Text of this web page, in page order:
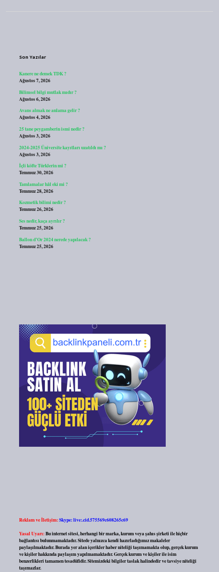
Son Yazılar
Kanere ne demek TDK ?
Ağustos 7, 2026
Bilimsel bilgi mutlak mıdır ?
Ağustos 6, 2026
Avans almak ne anlama gelir ?
Ağustos 4, 2026
25 tane peygamberin ismi nedir ?
Ağustos 3, 2026
2024-2025 Üniversite kayıtları uzatıldı mı ?
Ağustos 3, 2026
İçli köfte Türklerin mi ?
Temmuz 30, 2026
Tamlamalar hâl eki mi ?
Temmuz 28, 2026
Kozmetik bilimi nedir ?
Temmuz 26, 2026
Ses nedir, kaça ayrılır ?
Temmuz 25, 2026
Ballon d’Or 2024 nerede yapılacak ?
Temmuz 25, 2026
Reklam ve İletişim:Skype: live:.cid.575569c608265c69
Yasal Uyarı:Bu internet sitesi, herhangi bir marka, kurum veya şahıs şirketi ile hiçbir
bağlantısı bulunmamaktadır. Sitede yalnızca kendi hazırladığımız makaleler
paylaşılmaktadır. Burada yer alan içerikler haber niteliği taşımamakta olup, gerçek kurum
ve kişiler hakkında paylaşım yapılmamaktadır. Gerçek kurum ve kişiler ile isim
benzerlikleri tamamen tesadüfidir. Sitemizdeki bilgiler taslak halindedir ve tavsiye niteliği
taşımazlar.